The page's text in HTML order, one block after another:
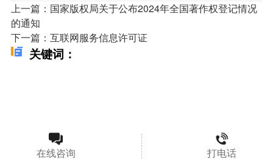
上一篇：国家版权局关于公布2024年全国著作权登记情况
的通知
下一篇：互联网服务信息许可证
关键词：
在线咨询 打电话